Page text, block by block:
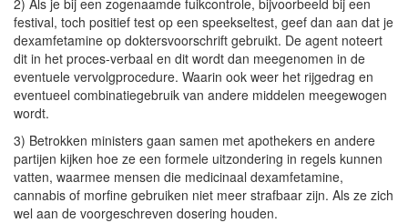
festival, toch positief test op een speekseltest, geef dan aan dat je
dexamfetamine op doktersvoorschrift gebruikt. De agent noteert
dit in het proces-verbaal en dit wordt dan meegenomen in de
eventuele vervolgprocedure. Waarin ook weer het rijgedrag en
eventueel combinatiegebruik van andere middelen meegewogen
wordt.
3) Betrokken ministers gaan samen met apothekers en andere
partijen kijken hoe ze een formele uitzondering in regels kunnen
vatten, waarmee mensen die medicinaal dexamfetamine,
cannabis of morfine gebruiken niet meer strafbaar zijn. Als ze zich
wel aan de voorgeschreven dosering houden.